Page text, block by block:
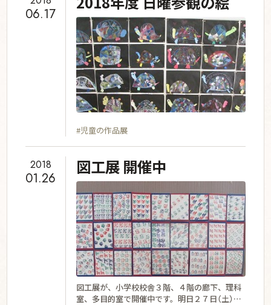
２６日(土）９時から１２時３０分です。皆様の
ご来校を心よりお待ちしています。
06.17
#児童の作品展
2018
01.26
図工展 開催中
図工展が、小学校校舎３階、４階の廊下、理科
室、多目的室で開催中です。明日２７日（土）